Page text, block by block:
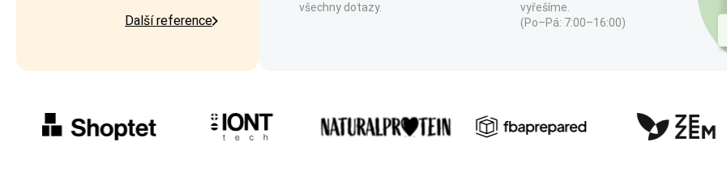
Další reference
všechny dotazy.
vyřešíme.
(Po–Pá: 7:00–16:00)